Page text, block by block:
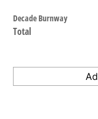
Decade Burnway
Total